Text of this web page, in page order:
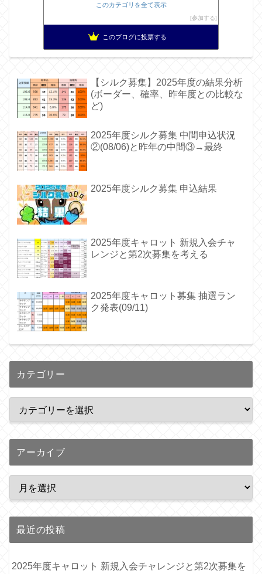
このカテゴリを全て表示
参加する
このブログに投票する
【シルク募集】2025年度の結果分析
(ボーダー、確率、昨年度との比較な
ど)
2025年度シルク募集 中間申込状況
②(08/06)と昨年の中間③→最終
2025年度シルク募集 申込結果
2025年度キャロット 新規入会チャ
レンジと第2次募集を考える
2025年度キャロット募集 抽選ラン
ク発表(09/11)
カテゴリー
アーカイブ
最近の投稿
2025年度キャロット 新規入会チャレンジと第2次募集を